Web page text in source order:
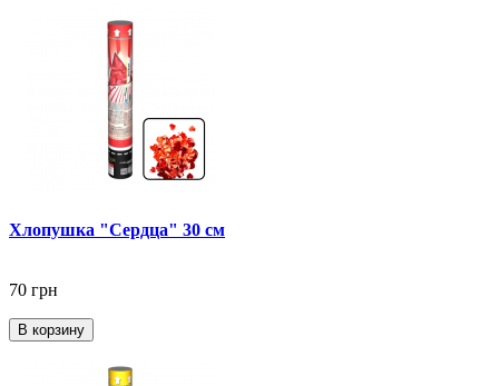
Хлопушка "Сердца" 30 см
70 грн
В корзину